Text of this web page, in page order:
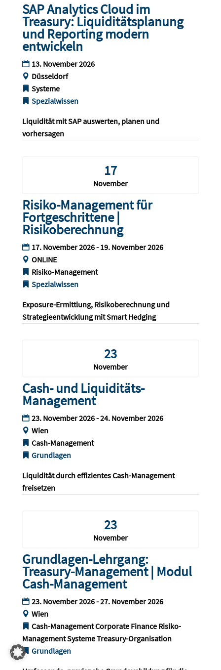
SAP Analytics Cloud im
Treasury: Liquiditätsplanung
und Reporting modern
entwickeln
13. November 2026
Düsseldorf
Systeme
Spezialwissen
Liquidität mit SAP auswerten, planen und
vorhersagen
17
November
Risiko-Management für
Fortgeschrittene |
Risikoberechnung
17. November 2026 - 19. November 2026
ONLINE
Risiko-Management
Spezialwissen
Exposure-Ermittlung, Risikoberechnung und
Strategieentwicklung mit Smart Hedging
23
November
Cash- und Liquiditäts-
Management
23. November 2026 - 24. November 2026
Wien
Cash-Management
Grundlagen
Liquidität durch effizientes Cash-Management
freisetzen
23
November
Grundlagen-Lehrgang:
Treasury-Management | Modul
Cash-Management
23. November 2026 - 27. November 2026
Wien
Cash-ManagementCorporate Finance Risiko-
ManagementSystemeTreasury-Organisation
Grundlagen